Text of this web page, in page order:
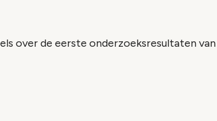
over de eerste onderzoeksresultaten